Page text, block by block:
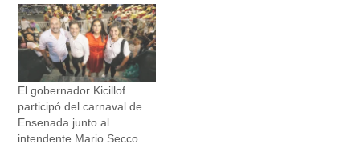
El gobernador Kicillof
participó del carnaval de
Ensenada junto al
intendente Mario Secco